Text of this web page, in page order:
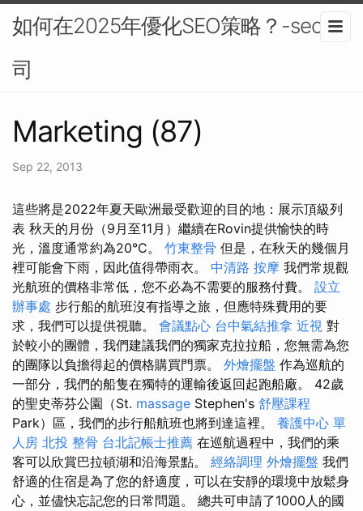
如何在2025年優化SEO策略？-seo公
司
Marketing (87)
Sep 22, 2013
這些將是2022年夏天歐洲最受歡迎的目的地：展示頂級列
表 秋天的月份（9月至11月）繼續在Rovin提供愉快的時
光，溫度通常約為20°C。 竹東整骨 但是，在秋天的幾個月
裡可能會下雨，因此值得帶雨衣。 中清路 按摩 我們常規觀
光航班的價格非常低，您不必為不需要的服務付費。 設立
辦事處 步行船的航班沒有指導之旅，但應特殊費用的要
求，我們可以提供視聽。 會議點心 台中氣結推拿 近視 對
於較小的團體，我們建議我們的獨家克拉拉船，您無需為您
的團隊以負擔得起的價格購買門票。 外燴擺盤 作為巡航的
一部分，我們的船隻在獨特的運輸後返回起跑船廠。 42歲
的聖史蒂芬公園（St. massage Stephen's 舒壓課程
Park）區，我們的步行船航班也將到達這裡。 養護中心 單
人房 北投 整骨 台北記帳士推薦 在巡航過程中，我們的乘
客可以欣賞巴拉頓湖和沿海景點。 經絡調理 外燴擺盤 我們
舒適的住宿是為了您的舒適度，可以在安靜的環境中放鬆身
心，並儘快忘記您的日常問題。 總共可申請了1000人的國